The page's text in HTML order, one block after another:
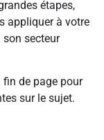
étapes,
appliquer à votre
secteur
fin de page pour
sur le sujet.